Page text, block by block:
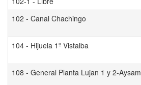
102 - Canal Chachingo
104 - Hijuela 1º Vistalba
108 - General Planta Lujan 1 y 2-Aysam